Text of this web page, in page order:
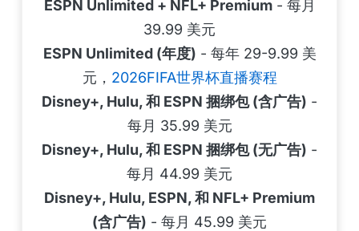
ESPN Unlimited + NFL+ Premium- 每月
39.99 美元
ESPN Unlimited (年度) - 每年 29-9.99 美
元， 2026FIFA世界杯直播赛程
Disney+, Hulu, 和 ESPN 捆绑包 (含广告) -
每月 35.99 美元
Disney+, Hulu, 和 ESPN 捆绑包 (无广告) -
每月 44.99 美元
Disney+, Hulu, ESPN, 和 NFL+ Premium
(含广告) - 每月 45.99 美元